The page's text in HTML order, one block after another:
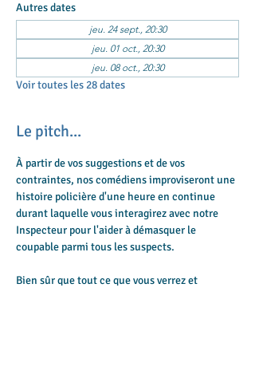
Autres dates
jeu. 24 sept., 20:30
jeu. 01 oct., 20:30
jeu. 08 oct., 20:30
Voir toutes les 28 dates
Le pitch...
À partir de vos suggestions et de vos
contraintes, nos comédiens improviseront une
histoire policière d'une heure en continue
durant laquelle vous interagirez avec notre
Inspecteur pour l'aider à démasquer le
coupable parmi tous les suspects.
Bien sûr que tout ce que vous verrez et